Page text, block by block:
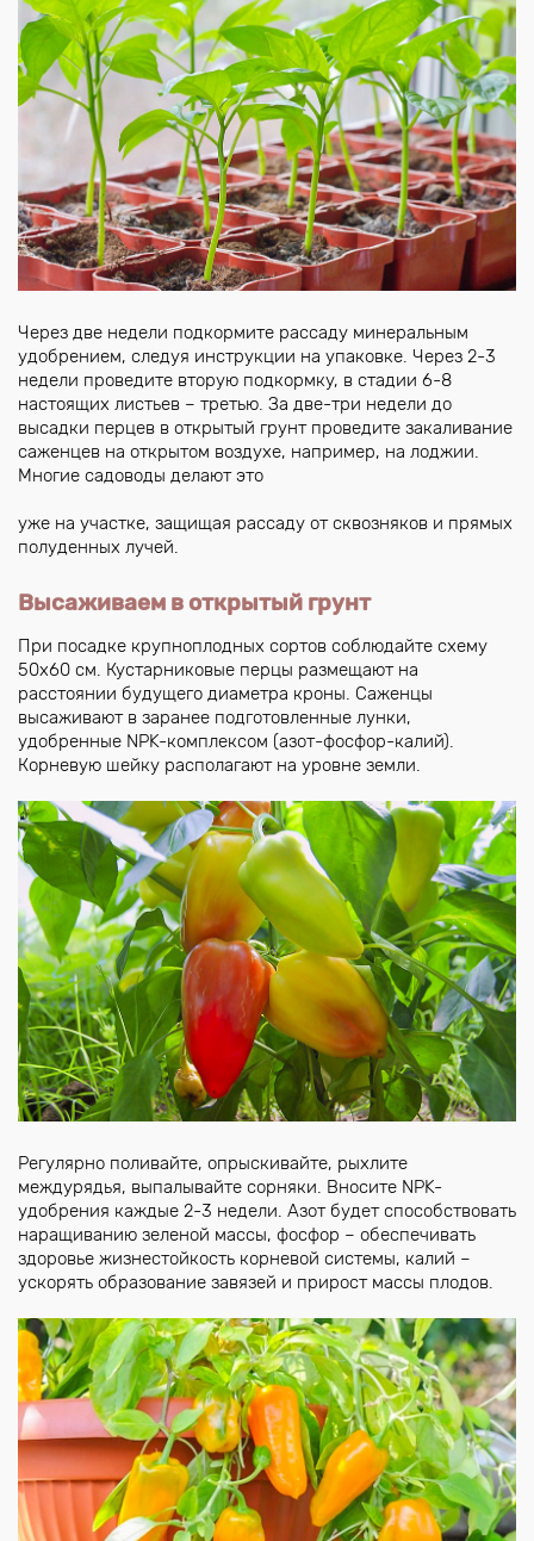
Через две недели подкормите рассаду минеральным
удобрением, следуя инструкции на упаковке. Через 2-3
недели проведите вторую подкормку, в стадии 6-8
настоящих листьев – третью. За две-три недели до
высадки перцев в открытый грунт проведите закаливание
саженцев на открытом воздухе, например, на лоджии.
Многие садоводы делают это
уже на участке, защищая рассаду от сквозняков и прямых
полуденных лучей.
Высаживаем в открытый грунт
При посадке крупноплодных сортов соблюдайте схему
50х60 см. Кустарниковые перцы размещают на
расстоянии будущего диаметра кроны. Саженцы
высаживают в заранее подготовленные лунки,
удобренные NPK-комплексом (азот-фосфор-калий).
Корневую шейку располагают на уровне земли.
Регулярно поливайте, опрыскивайте, рыхлите
междурядья, выпалывайте сорняки. Вносите NPK-
удобрения каждые 2-3 недели. Азот будет способствовать
наращиванию зеленой массы, фосфор – обеспечивать
здоровье жизнестойкость корневой системы, калий –
ускорять образование завязей и прирост массы плодов.